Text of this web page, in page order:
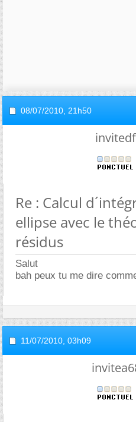
08/07/2010, 21h50
Re : Calcul
ellipse avec le
résidus
Salut
bah peux tu me dire
11/07/2010, 03h09